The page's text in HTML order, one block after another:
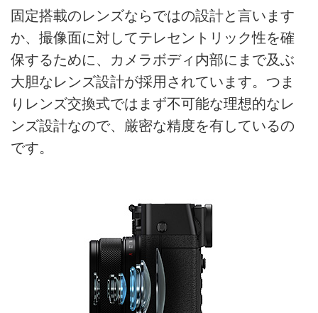
固定搭載のレンズならではの設計と言います
か、撮像面に対してテレセントリック性を確
保するために、カメラボディ内部にまで及ぶ
大胆なレンズ設計が採用されています。つま
りレンズ交換式ではまず不可能な理想的なレ
ンズ設計なので、厳密な精度を有しているの
です。